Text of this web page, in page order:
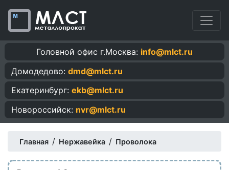
Головной офис г.Москва: info@mlct.ru
Домодедово: dmd@mlct.ru
Екатеринбург: ekb@mlct.ru
Новороссийск: nvr@mlct.ru
Главная / Нержавейка / Проволока